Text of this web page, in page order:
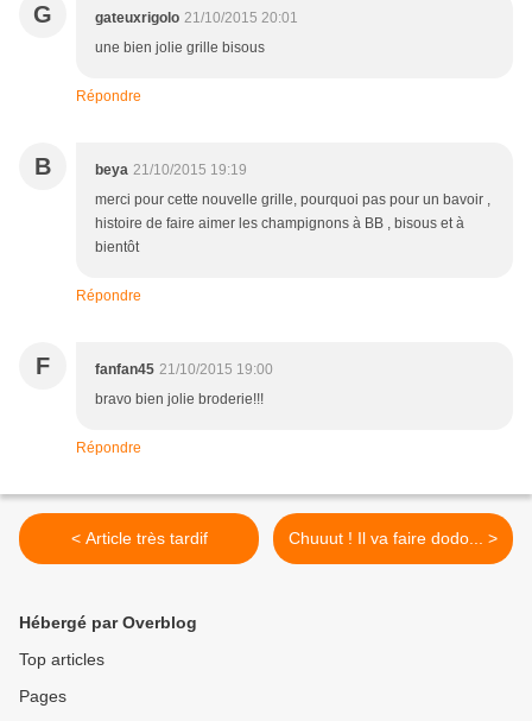
G gateuxrigolo 21/10/2015 20:01
une bien jolie grille bisous
Répondre
B beya 21/10/2015 19:19
merci pour cette nouvelle grille, pourquoi pas pour un bavoir ,
histoire de faire aimer les champignons à BB , bisous et à
bientôt
Répondre
F fanfan45 21/10/2015 19:00
bravo bien jolie broderie!!!
Répondre
< Article très tardif Chuuut ! Il va faire dodo... >
Hébergé par Overblog
Top articles
Pages